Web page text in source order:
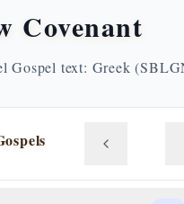
Covenant
Gospel text: Greek